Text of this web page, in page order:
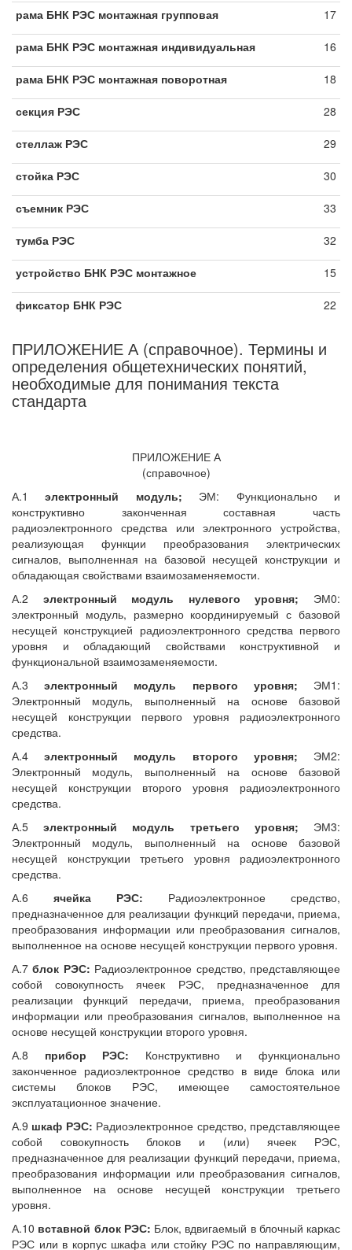
рама БНК РЭС монтажная групповая 17
рама БНК РЭС монтажная индивидуальная 16
рама БНК РЭС монтажная поворотная 18
секция РЭС 28
стеллаж РЭС 29
стойка РЭС 30
съемник РЭС 33
тумба РЭС 32
устройство БНК РЭС монтажное 15
фиксатор БНК РЭС 22
ПРИЛОЖЕНИЕ А (справочное). Термины и
определения общетехнических понятий,
необходимые для понимания текста
стандарта
ПРИЛОЖЕНИЕ А
(справочное)
А.1электронный модуль; ЭМ: Функционально и
конструктивно законченная составная часть
радиоэлектронного средства или электронного устройства,
реализующая функции преобразования электрических
сигналов, выполненная на базовой несущей конструкции и
обладающая свойствами взаимозаменяемости.
А.2 электронный модуль нулевого уровня; ЭМ0:
электронный модуль, размерно координируемый с базовой
несущей конструкцией радиоэлектронного средства первого
уровня и обладающий свойствами конструктивной и
функциональной взаимозаменяемости.
А.3электронный модуль первого уровня; ЭМ1:
Электронный модуль, выполненный на основе базовой
несущей конструкции первого уровня радиоэлектронного
средства.
А.4электронный модуль второго уровня; ЭМ2:
Электронный модуль, выполненный на основе базовой
несущей конструкции второго уровня радиоэлектронного
средства.
А.5электронный модуль третьего уровня; ЭМ3:
Электронный модуль, выполненный на основе базовой
несущей конструкции третьего уровня радиоэлектронного
средства.
А.6 ячейка РЭС: Радиоэлектронное средство,
предназначенное для реализации функций передачи, приема,
преобразования информации или преобразования сигналов,
выполненное на основе несущей конструкции первого уровня.
А.7блок РЭС: Радиоэлектронное средство, представляющее
собой совокупность ячеек РЭС, предназначенное для
реализации функций передачи, приема, преобразования
информации или преобразования сигналов, выполненное на
основе несущей конструкции второго уровня.
А.8 прибор РЭС: Конструктивно и функционально
законченное радиоэлектронное средство в виде блока или
системы блоков РЭС, имеющее самостоятельное
эксплуатационное значение.
А.9 шкаф РЭС: Радиоэлектронное средство, представляющее
собой совокупность блоков и (или) ячеек РЭС,
предназначенное для реализации функций передачи, приема,
преобразования информации или преобразования сигналов,
выполненное на основе несущей конструкции третьего
уровня.
А.10 вставной блок РЭС: Блок, вдвигаемый в блочный каркас
РЭС или в корпус шкафа или стойку РЭС по направляющим,